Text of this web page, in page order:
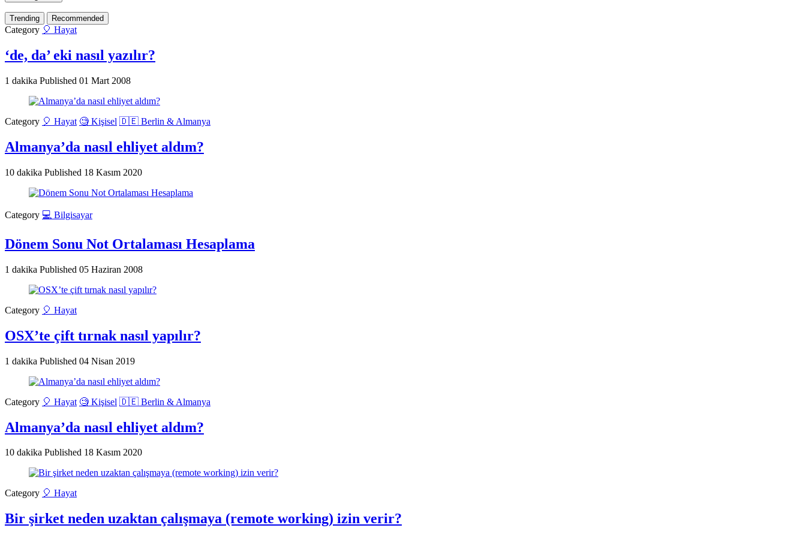
Trending Recommended
Category 🎈 Hayat
‘de, da’ eki nasıl yazılır?
1 dakika Published 01 Mart 2008
Category 🎈 Hayat 🧐 Kişisel 🇩🇪 Berlin & Almanya
Almanya’da nasıl ehliyet aldım?
10 dakika Published 18 Kasım 2020
Category 💻 Bilgisayar
Dönem Sonu Not Ortalaması Hesaplama
1 dakika Published 05 Haziran 2008
Category 🎈 Hayat
OSX’te çift tırnak nasıl yapılır?
1 dakika Published 04 Nisan 2019
Category 🎈 Hayat 🧐 Kişisel 🇩🇪 Berlin & Almanya
Almanya’da nasıl ehliyet aldım?
10 dakika Published 18 Kasım 2020
Category 🎈 Hayat
Bir şirket neden uzaktan çalışmaya (remote working) izin verir?